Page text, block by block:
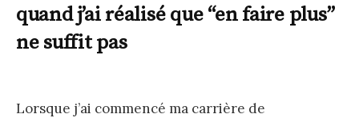
quand j’ai réalisé que “en faire plus”
ne suffit pas
Lorsque j’ai commencé ma carrière de